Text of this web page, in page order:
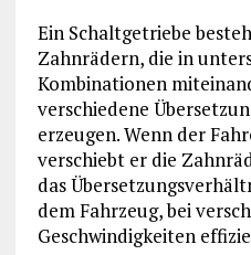
Ein Schaltgetriebe
Zahnrädern, die in
Kombinationen
verschiedene
erzeugen. Wenn der
verschiebt er die
das
dem Fahrzeug, bei
Geschwindigkeiten